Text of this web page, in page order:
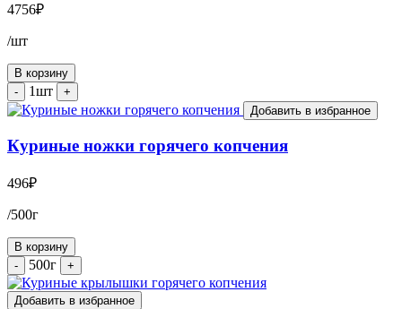
4756₽
/шт
В корзину
-
1шт
+
Добавить в избранное
Куриные ножки горячего копчения
496₽
/500г
В корзину
-
500г +
Добавить в избранное